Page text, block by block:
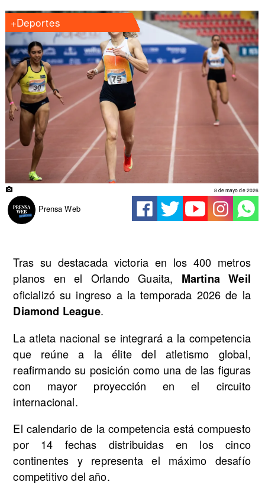
+Deportes
Prensa Web
8 de mayo de 2026
Tras su destacada victoria en los 400 metros
planos en el Orlando Guaita, Martina Weil
oficializó su ingreso a la temporada 2026 de la
Diamond League.
La atleta nacional se integrará a la competencia
que reúne a la élite del atletismo global,
reafirmando su posición como una de las figuras
con mayor proyección en el circuito
internacional.
El calendario de la competencia está compuesto
por 14 fechas distribuidas en los cinco
continentes y representa el máximo desafío
competitivo del año.